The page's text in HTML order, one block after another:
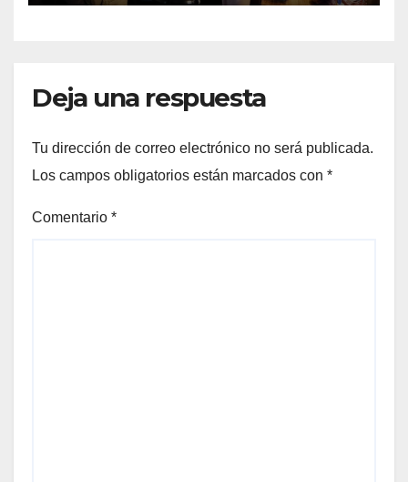
Deja una respuesta
Tu dirección de correo electrónico no será publicada.
Los campos obligatorios están marcados con *
Comentario *